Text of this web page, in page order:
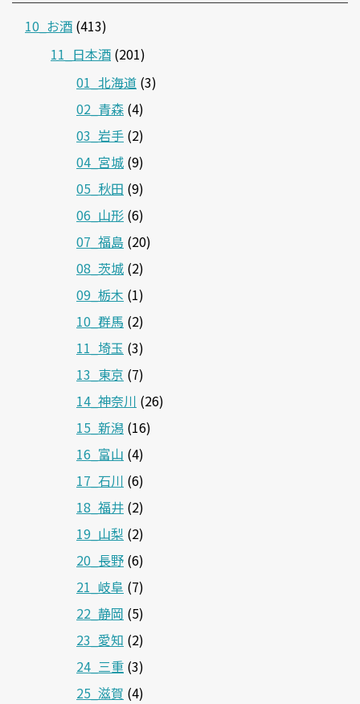
10_お酒 (413)
11_日本酒 (201)
01_北海道 (3)
02_青森 (4)
03_岩手 (2)
04_宮城 (9)
05_秋田 (9)
06_山形 (6)
07_福島 (20)
08_茨城 (2)
09_栃木 (1)
10_群馬 (2)
11_埼玉 (3)
13_東京 (7)
14_神奈川 (26)
15_新潟 (16)
16_富山 (4)
17_石川 (6)
18_福井 (2)
19_山梨 (2)
20_長野 (6)
21_岐阜 (7)
22_静岡 (5)
23_愛知 (2)
24_三重 (3)
25_滋賀 (4)